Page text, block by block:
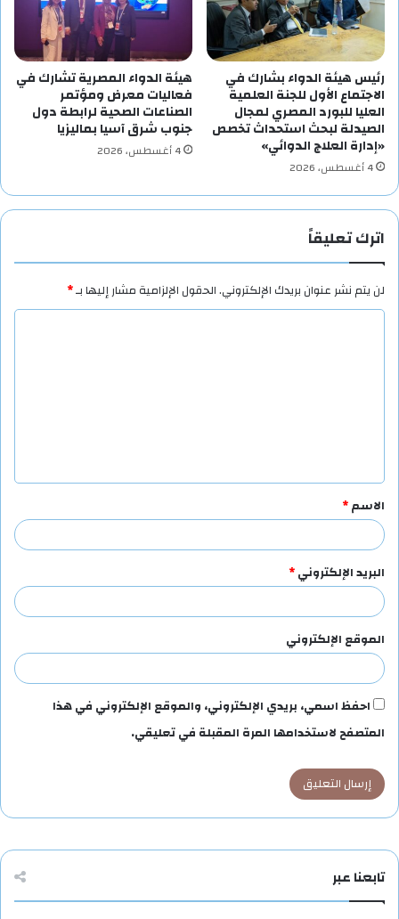
رئيس هيئة الدواء بشارك في
الاجتماع الأول للجنة العلمية
العليا للبورد المصري لمجال
الصيدلة لبحث استحداث تخصص
«إدارة العلاج الدوائي»
4 أغسطس، 2026
هيئة الدواء المصرية تشارك في
فعاليات معرض ومؤتمر
الصناعات الصحية لرابطة دول
جنوب شرق آسيا بماليزيا
4 أغسطس، 2026
اترك تعليقاً
لن يتم نشر عنوان بريدك الإلكتروني.الحقول الإلزامية مشار إليها بـ*
ق
*
الاسم*
البريد الإلكتروني*
الموقع الإلكتروني
احفظ اسمي، بريدي الإلكتروني، والموقع الإلكتروني في هذا
المتصفح لاستخدامها المرة المقبلة في تعليقي.
تابعنا عبر